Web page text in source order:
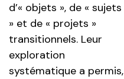
d’« objets », de « sujets
» et de « projets »
transitionnels. Leur
exploration
systématique a permis,